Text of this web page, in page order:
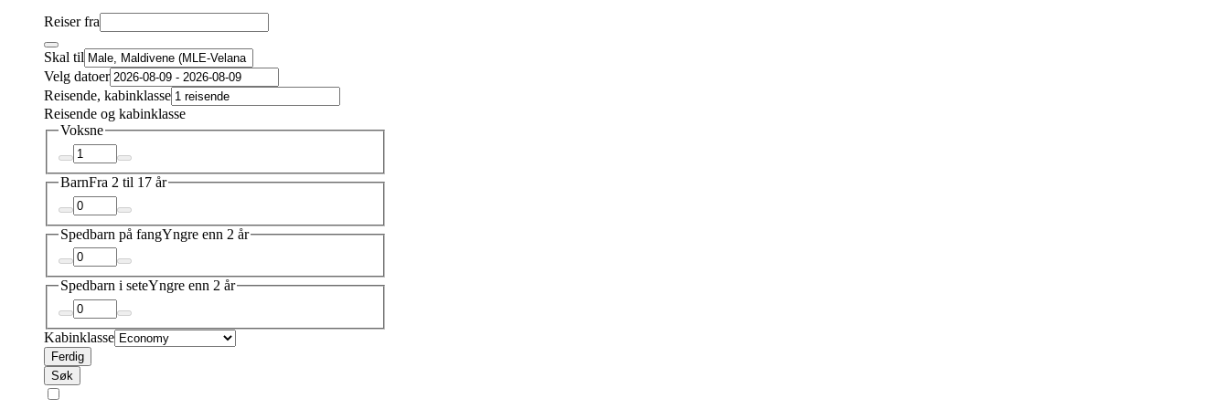
Reiser fra
Skal til
Velg datoer
Reisende, kabinklasse
Reisende og kabinklasse
Voksne
BarnFra 2 til 17 år
Spedbarn på fangYngre enn 2 år
Spedbarn i seteYngre enn 2 år
Kabinklasse
Ferdig
Søk